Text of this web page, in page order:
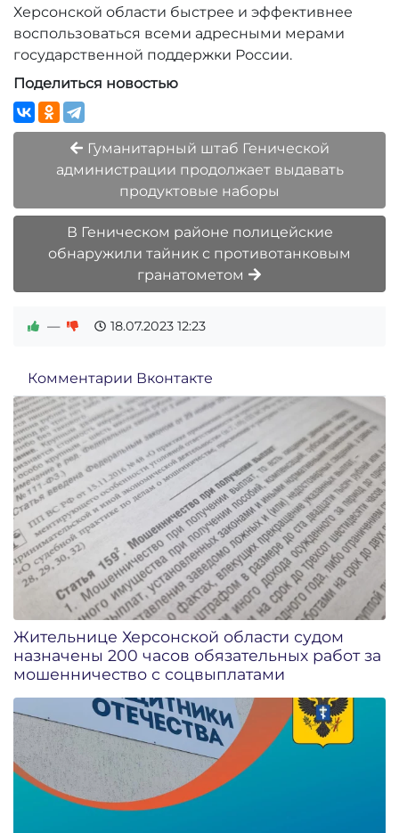
Херсонской области быстрее и эффективнее
воспользоваться всеми адресными мерами
государственной поддержки России.
Поделиться новостью
Гуманитарный штаб Генической
администрации продолжает выдавать
продуктовые наборы
В Геническом районе полицейские
обнаружили тайник с противотанковым
гранатометом
— 18.07.2023 12:23
Комментарии Вконтакте
Жительнице Херсонской области судом
назначены 200 часов обязательных работ за
мошенничество с соцвыплатами